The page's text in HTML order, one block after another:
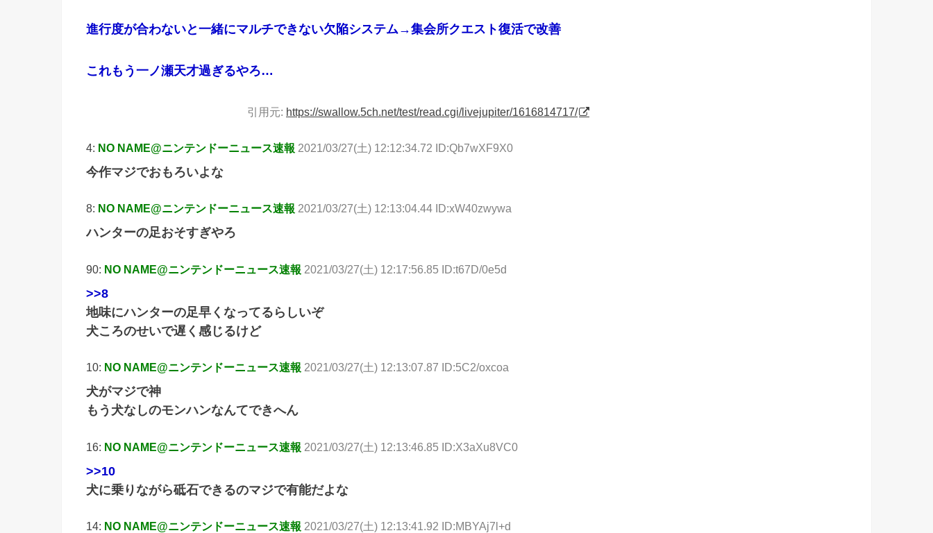
進行度が合わないと一緒にマルチできない欠陥システム→集会所クエスト復活で改善
これもう一ノ瀬天才過ぎるやろ…
引用元: https://swallow.5ch.net/test/read.cgi/livejupiter/1616814717/
4: NO NAME@ニンテンドーニュース速報 2021/03/27(土) 12:12:34.72 ID:Qb7wXF9X0
今作マジでおもろいよな
8: NO NAME@ニンテンドーニュース速報 2021/03/27(土) 12:13:04.44 ID:xW40zwywa
ハンターの足おそすぎやろ
90: NO NAME@ニンテンドーニュース速報 2021/03/27(土) 12:17:56.85 ID:t67D/0e5d
>>8
地味にハンターの足早くなってるらしいぞ
犬ころのせいで遅く感じるけど
10: NO NAME@ニンテンドーニュース速報 2021/03/27(土) 12:13:07.87 ID:5C2/oxcoa
犬がマジで神
もう犬なしのモンハンなんてできへん
16: NO NAME@ニンテンドーニュース速報 2021/03/27(土) 12:13:46.85 ID:X3aXu8VC0
>>10
犬に乗りながら砥石できるのマジで有能だよな
14: NO NAME@ニンテンドーニュース速報 2021/03/27(土) 12:13:41.92 ID:MBYAj7l+d